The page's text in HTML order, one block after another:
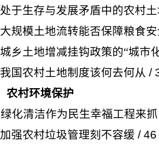
存与发展矛盾中的农村土
土地流转能否保障粮食安
地增减挂钩政策的“城市
农村土地制度该何去何从 /
农村环境保护
化清洁作为民生幸福工程来抓
农村垃圾管理刻不容缓 / 46